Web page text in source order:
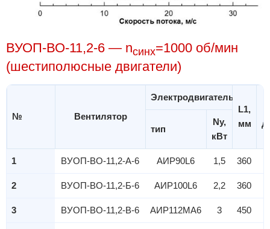
ВУОП-ВО-11,2-6 — nсинх=1000 об/мин
(шестиполюсные двигатели)
№ Вентилятор
Электродвигатель
L1,
мм
тип
Ny,
кВт
1 ВУОП-ВО-11,2-А-6 АИР90L6 1,5 360
2 ВУОП-ВО-11,2-Б-6 АИР100L6 2,2 360
3 ВУОП-ВО-11,2-В-6 АИР112MA6 3 450